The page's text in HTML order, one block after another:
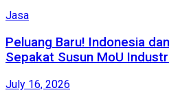
Jasa
Peluang Baru! Indonesia
Sepakat Susun MoU
July 16, 2026